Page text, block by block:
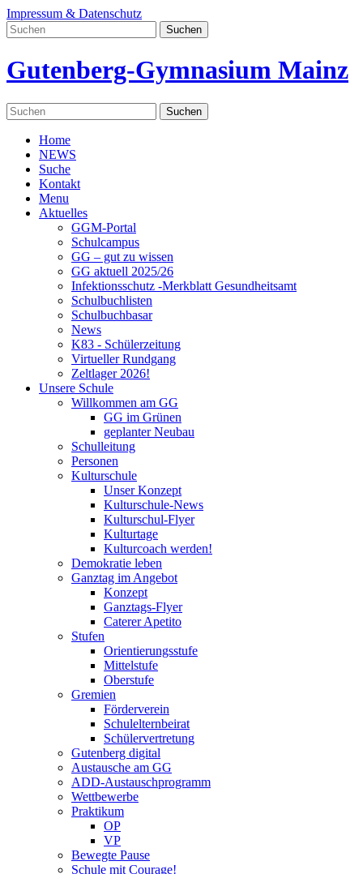
Impressum & Datenschutz
Gutenberg-Gymnasium Mainz
Home
NEWS
Suche
Kontakt
Menu
Aktuelles
GGM-Portal
Schulcampus
GG – gut zu wissen
GG aktuell 2025/26
Infektionsschutz -Merkblatt Gesundheitsamt
Schulbuchlisten
Schulbuchbasar
News
K83 - Schülerzeitung
Virtueller Rundgang
Zeltlager 2026!
Unsere Schule
Willkommen am GG
GG im Grünen
geplanter Neubau
Schulleitung
Personen
Kulturschule
Unser Konzept
Kulturschule-News
Kulturschul-Flyer
Kulturtage
Kulturcoach werden!
Demokratie leben
Ganztag im Angebot
Konzept
Ganztags-Flyer
Caterer Apetito
Stufen
Orientierungsstufe
Mittelstufe
Oberstufe
Gremien
Förderverein
Schulelternbeirat
Schülervertretung
Gutenberg digital
Austausche am GG
ADD-Austauschprogramm
Wettbewerbe
Praktikum
OP
VP
Bewegte Pause
Schule mit Courage!